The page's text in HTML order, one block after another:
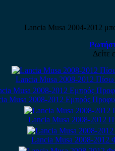
Lancia Musa 2004-2012
Δείτε
Lancia Musa 2008-2012
Musa 2008-2012 Εμπρός
Lancia Musa 2008-2012
Lancia Musa 2008-2012